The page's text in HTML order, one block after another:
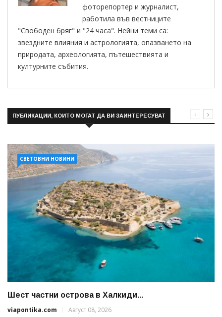
фоторепортер и журналист,
работила във вестниците
"Свободен бряг" и "24 часа". Нейни теми са:
звездните влияния и астрологията, опазването на
природата, археологията, пътешествията и
културните събития.
ПУБЛИКАЦИИ, КОИТО МОГАТ ДА ВИ ЗАИНТЕРЕСУВАТ
СВЕТОВНИ НОВИНИ
Шест частни острова в Халкиди...
viapontika.com
Август 08, 2026